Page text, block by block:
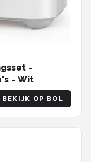
-
- Wit
BEKIJK OP BOL